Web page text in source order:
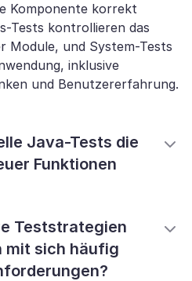
Komponente korrekt
Tests kontrollieren das
Module, und System-Tests
inklusive
und Benutzererfahrung.
Java-Tests die
Funktionen
Teststrategien
mit sich häufig